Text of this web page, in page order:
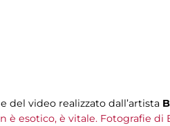
del video realizzato dall’artista
è esotico, è vitale. Fotografie di